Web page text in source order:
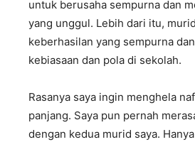
untuk berusaha sempurna dan
yang unggul. Lebih dari itu,
keberhasilan yang sempurna
kebiasaan dan pola di sekolah.
Rasanya saya ingin menghela
panjang. Saya pun pernah
dengan kedua murid saya.